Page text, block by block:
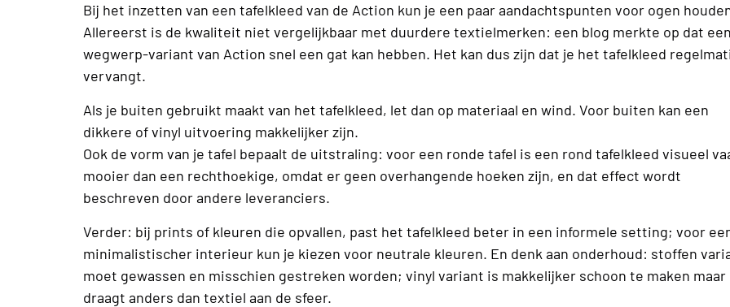
Bij het inzetten van een tafelkleed van de Action kun je een paar aandachtspunten voor ogen
Allereerst is de kwaliteit niet vergelijkbaar met duurdere textielmerken: een blog merkte op dat een
wegwerp-variant van Action snel een gat kan hebben. Het kan dus zijn dat je het tafelkleed
vervangt.
Als je buiten gebruikt maakt van het tafelkleed, let dan op materiaal en wind. Voor buiten kan een
dikkere of vinyl uitvoering makkelijker zijn.
Ook de vorm van je tafel bepaalt de uitstraling: voor een ronde tafel is een rond tafelkleed visueel
mooier dan een rechthoekige, omdat er geen overhangende hoeken zijn, en dat effect wordt
beschreven door andere leveranciers.
Verder: bij prints of kleuren die opvallen, past het tafelkleed beter in een informele setting; voor
minimalistischer interieur kun je kiezen voor neutrale kleuren. En denk aan onderhoud: stoffen
moet gewassen en misschien gestreken worden; vinyl variant is makkelijker schoon te maken maar
draagt anders dan textiel aan de sfeer.